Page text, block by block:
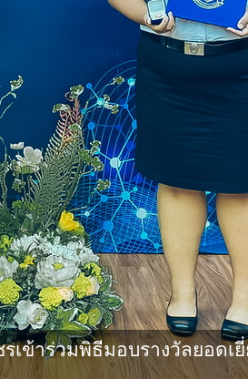
ข้าร่วมพิธีมอบรางวัลยอด